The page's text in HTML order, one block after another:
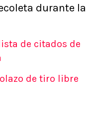
durante la
de citados de
de tiro libre